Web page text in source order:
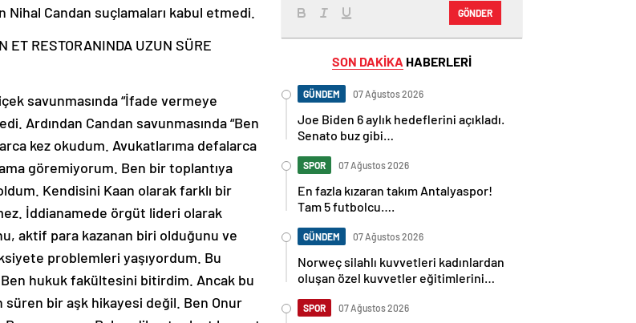
Candan suçlamaları kabul etmedi.
ET RESTORANINDA UZUN SÜRE
savunmasında “İfade vermeye
Ardından Candan savunmasında “Ben
kez okudum. Avukatlarıma defalarca
göremiyorum. Ben bir toplantıya
Kendisini Kaan olarak farklı bir
İddianamede örgüt lideri olarak
aktif para kazanan biri olduğunu ve
problemleri yaşıyordum. Bu
hukuk fakültesini bitirdim. Ancak bu
bir aşk hikayesi değil. Ben Onur
GÖNDER
SON DAKİKA HABERLERİ
GÜNDEM 07 Ağustos 2026
Joe Biden 6 aylık hedeflerini açıkladı.
Senato buz gibi…
SPOR 07 Ağustos 2026
En fazla kızaran takım Antalyaspor!
Tam 5 futbolcu….
GÜNDEM 07 Ağustos 2026
Norweç silahlı kuvvetleri kadınlardan
oluşan özel kuvvetler eğitimlerini
SPOR 07 Ağustos 2026